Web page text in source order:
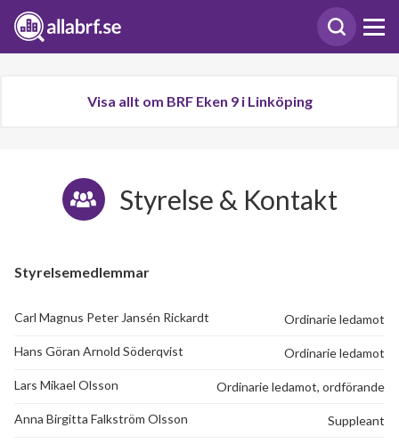
Visa allt om BRF Eken 9 i Linköping
Styrelse & Kontakt
Styrelsemedlemmar
Carl Magnus Peter Jansén Rickardt Ordinarie ledamot
Hans Göran Arnold Söderqvist Ordinarie ledamot
Lars Mikael Olsson Ordinarie ledamot, ordförande
Anna Birgitta Falkström Olsson Suppleant